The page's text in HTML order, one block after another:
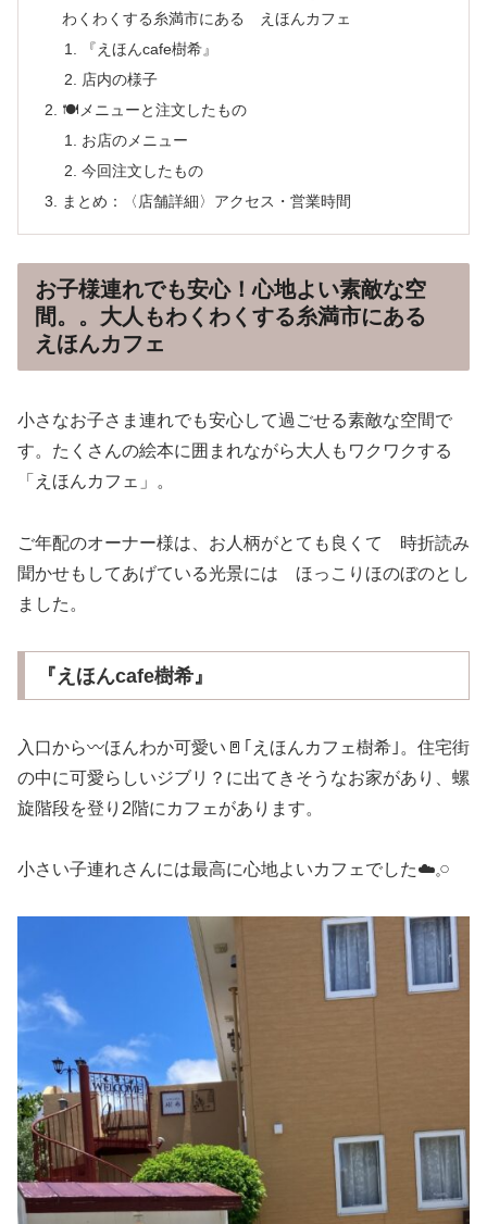
わくわくする糸満市にある えほんカフェ
『えほんcafe樹希』
店内の様子
🍽メニューと注文したもの
お店のメニュー
今回注文したもの
まとめ：〈店舗詳細〉アクセス・営業時間
お子様連れでも安心！心地よい素敵な空
間。。大人もわくわくする糸満市にある
えほんカフェ
小さなお子さま連れでも安心して過ごせる素敵な空間で
す。たくさんの絵本に囲まれながら大人もワクワクする
「えほんカフェ」。
ご年配のオーナー様は、お人柄がとても良くて 時折読み
聞かせもしてあげている光景には ほっこりほのぼのとし
ました。
『えほんcafe樹希』
入口から〰ほんわか可愛い🚪｢えほんカフェ樹希｣。住宅街
の中に可愛らしいジブリ？に出てきそうなお家があり、螺
旋階段を登り2階にカフェがあります。
小さい子連れさんには最高に心地よいカフェでした☁️𓈒𓏸